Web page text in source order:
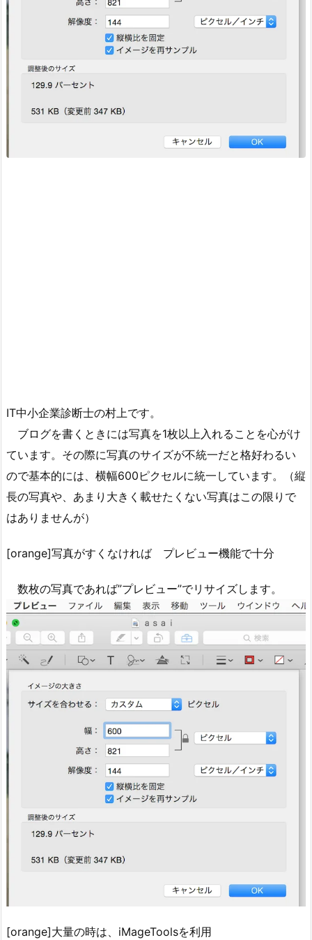
IT中小企業診断士の村上です。
ブログを書くときには写真を1枚以上入れることを心がけ
ています。その際に写真のサイズが不統一だと格好わるい
ので基本的には、横幅600ピクセルに統一しています。（縦
長の写真や、あまり大きく載せたくない写真はこの限りで
はありませんが）
[orange]写真がすくなければ プレビュー機能で十分
数枚の写真であれば”プレビュー”でリサイズします。
[orange]大量の時は、iMageToolsを利用